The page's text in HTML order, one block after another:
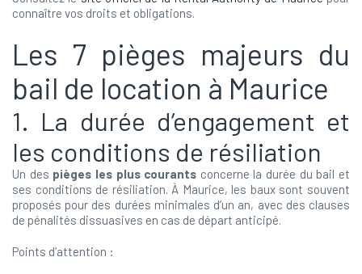
connaître vos droits et obligations.
Les 7 pièges majeurs du
bail de location à Maurice
1. La durée d’engagement et
les conditions de résiliation
Un des pièges les plus courants concerne la durée du bail et
ses conditions de résiliation. À Maurice, les baux sont souvent
proposés pour des durées minimales d’un an, avec des clauses
de pénalités dissuasives en cas de départ anticipé.
Points d’attention :